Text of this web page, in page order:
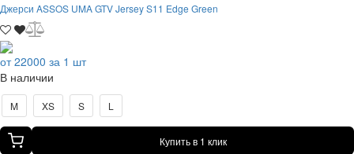
Джерси ASSOS UMA GTV Jersey S11 Edge Green
от 22000 за 1 шт
В наличии
M XS S L
Купить в 1 клик